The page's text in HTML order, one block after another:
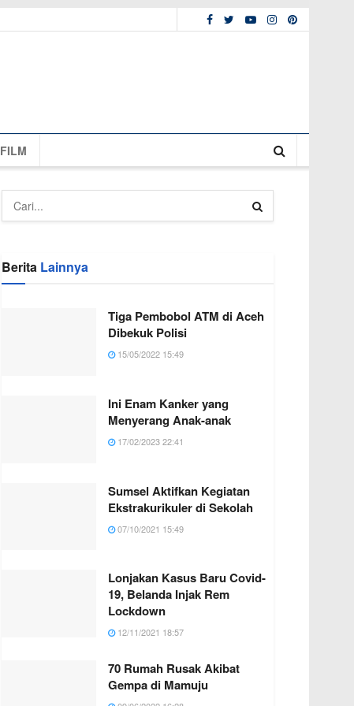
FILM
Berita Lainnya
Tiga Pembobol ATM di Aceh
Dibekuk Polisi
15/05/2022 15:49
Ini Enam Kanker yang
Menyerang Anak-anak
17/02/2023 22:41
Sumsel Aktifkan Kegiatan
Ekstrakurikuler di Sekolah
07/10/2021 15:49
Lonjakan Kasus Baru Covid-
19, Belanda Injak Rem
Lockdown
12/11/2021 18:57
70 Rumah Rusak Akibat
Gempa di Mamuju